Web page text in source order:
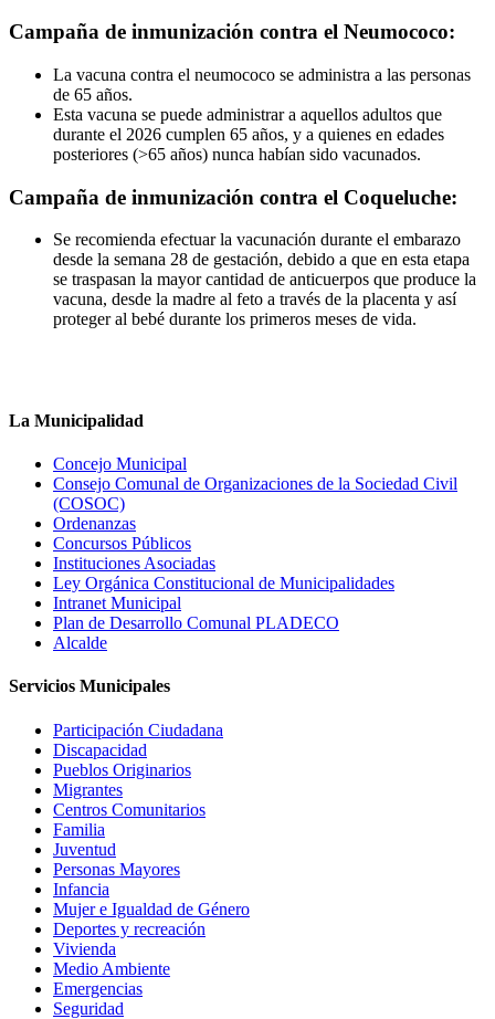
Campaña de inmunización contra el Neumococo:
La vacuna contra el neumococo se administra a las personas
de 65 años.
Esta vacuna se puede administrar a aquellos adultos que
durante el 2026 cumplen 65 años, y a quienes en edades
posteriores (>65 años) nunca habían sido vacunados.
Campaña de inmunización contra el Coqueluche:
Se recomienda efectuar la vacunación durante el embarazo
desde la semana 28 de gestación, debido a que en esta etapa
se traspasan la mayor cantidad de anticuerpos que produce la
vacuna, desde la madre al feto a través de la placenta y así
proteger al bebé durante los primeros meses de vida.
La Municipalidad
Concejo Municipal
Consejo Comunal de Organizaciones de la Sociedad Civil
(COSOC)
Ordenanzas
Concursos Públicos
Instituciones Asociadas
Ley Orgánica Constitucional de Municipalidades
Intranet Municipal
Plan de Desarrollo Comunal PLADECO
Alcalde
Servicios Municipales
Participación Ciudadana
Discapacidad
Pueblos Originarios
Migrantes
Centros Comunitarios
Familia
Juventud
Personas Mayores
Infancia
Mujer e Igualdad de Género
Deportes y recreación
Vivienda
Medio Ambiente
Emergencias
Seguridad